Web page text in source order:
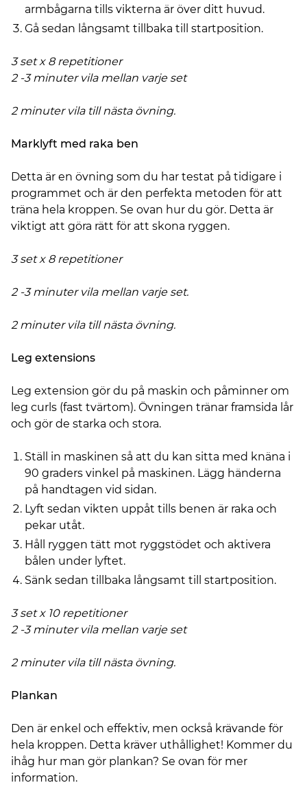
armbågarna tills vikterna är över ditt huvud.
Gå sedan långsamt tillbaka till startposition.
3 set x 8 repetitioner
2 -3 minuter vila mellan varje set
2 minuter vila till nästa övning.
Marklyft med raka ben
Detta är en övning som du har testat på tidigare i
programmet och är den perfekta metoden för att
träna hela kroppen. Se ovan hur du gör. Detta är
viktigt att göra rätt för att skona ryggen.
3 set x 8 repetitioner
2 -3 minuter vila mellan varje set.
2 minuter vila till nästa övning.
Leg extensions
Leg extension gör du på maskin och påminner om
leg curls (fast tvärtom). Övningen tränar framsida lår
och gör de starka och stora.
Ställ in maskinen så att du kan sitta med knäna i
90 graders vinkel på maskinen. Lägg händerna
på handtagen vid sidan.
Lyft sedan vikten uppåt tills benen är raka och
pekar utåt.
Håll ryggen tätt mot ryggstödet och aktivera
bålen under lyftet.
Sänk sedan tillbaka långsamt till startposition.
3 set x 10 repetitioner
2 -3 minuter vila mellan varje set
2 minuter vila till nästa övning.
Plankan
Den är enkel och effektiv, men också krävande för
hela kroppen. Detta kräver uthållighet! Kommer du
ihåg hur man gör plankan? Se ovan för mer
information.